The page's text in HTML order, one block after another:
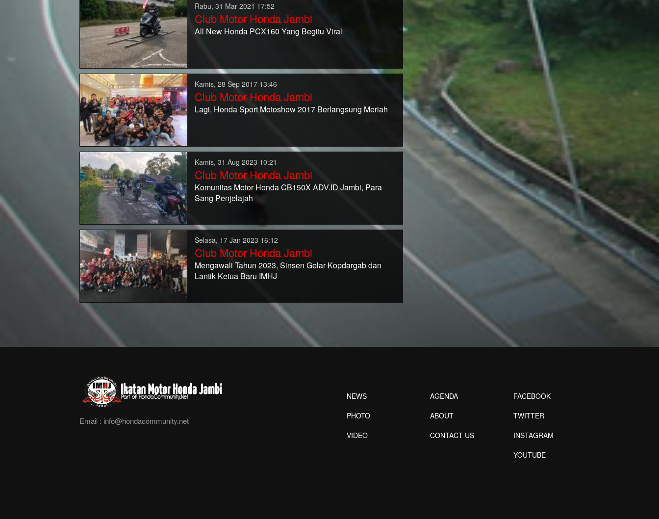
Rabu, 31 Mar 2021 17:52
Club Motor Honda Jambi
All New Honda PCX160 Yang Begitu Viral
Kamis, 28 Sep 2017 13:46
Club Motor Honda Jambi
Lagi, Honda Sport Motoshow 2017 Berlangsung Meriah
Kamis, 31 Aug 2023 10:21
Club Motor Honda Jambi
Komunitas Motor Honda CB150X ADV.ID Jambi, Para
Sang Penjelajah
Selasa, 17 Jan 2023 16:12
Club Motor Honda Jambi
Mengawali Tahun 2023, Sinsen Gelar Kopdargab dan
Lantik Ketua Baru IMHJ
Email : info@hondacommunity.net
NEWS
PHOTO
VIDEO
AGENDA
ABOUT
CONTACT US
FACEBOOK
TWITTER
INSTAGRAM
YOUTUBE